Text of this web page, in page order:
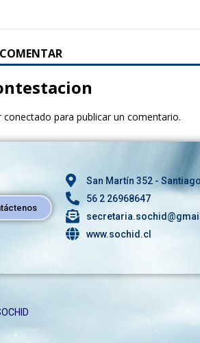
conectado para publicar un comentario.
San Martín 352 -
56 2 26968647
www.sochid.cl